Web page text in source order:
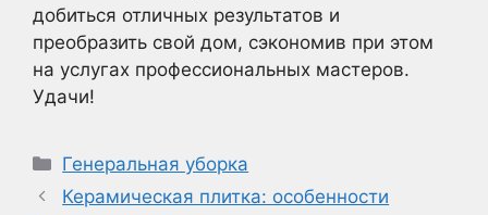
добиться отличных результатов и
преобразить свой дом, сэкономив при этом
на услугах профессиональных мастеров.
Удачи!
Рубрики
Генеральная уборка
Керамическая плитка: особенности